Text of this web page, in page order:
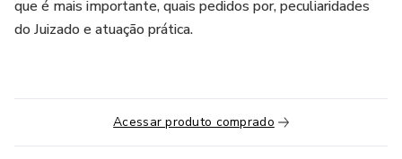
que é mais importante, quais pedidos por, peculiaridades
do Juizado e atuação prática.
Acessar produto comprado